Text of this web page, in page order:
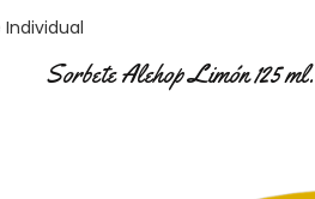
Individual
Sorbete Alehop Limón 125 ml.